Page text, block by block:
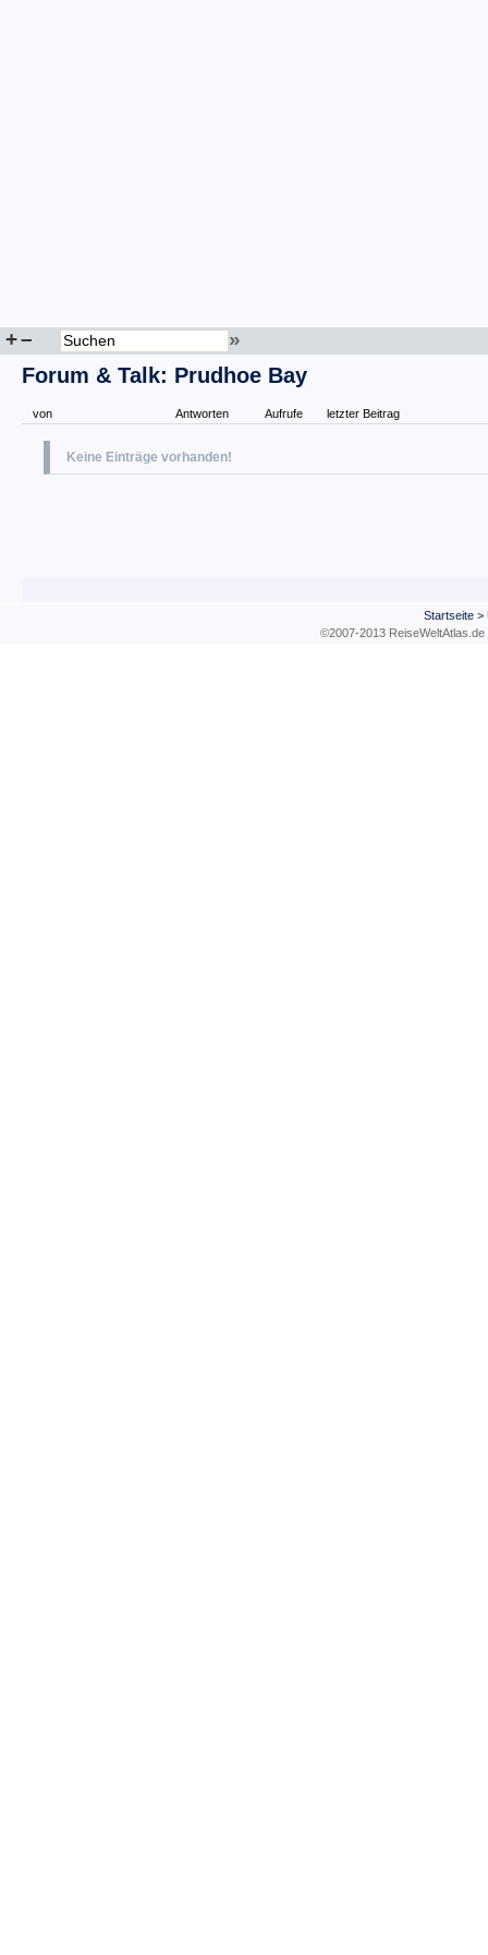
+– »
Forum & Talk: Prudhoe Bay
von Antworten Aufrufe letzter Beitrag
Keine Einträge vorhanden!
Startseite>
©2007-2013